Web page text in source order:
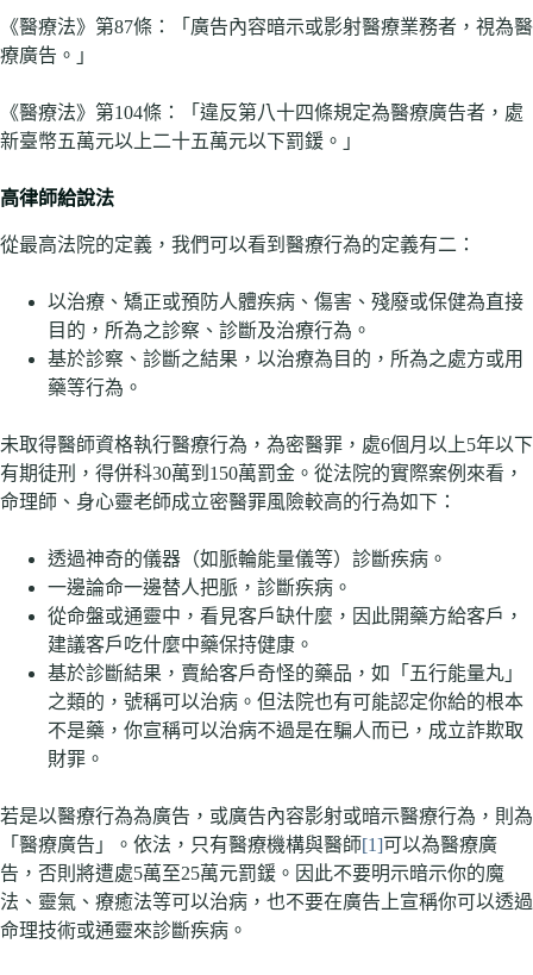
《醫療法》第87條：「廣告內容暗示或影射醫療業務者，視為醫
療廣告。」
《醫療法》第104條：「違反第八十四條規定為醫療廣告者，處
新臺幣五萬元以上二十五萬元以下罰鍰。」
高律師給說法
從最高法院的定義，我們可以看到醫療行為的定義有二：
以治療、矯正或預防人體疾病、傷害、殘廢或保健為直接
目的，所為之診察、診斷及治療行為。
基於診察、診斷之結果，以治療為目的，所為之處方或用
藥等行為。
未取得醫師資格執行醫療行為，為密醫罪，處6個月以上5年以下
有期徒刑，得併科30萬到150萬罰金。從法院的實際案例來看，
命理師、身心靈老師成立密醫罪風險較高的行為如下：
透過神奇的儀器（如脈輪能量儀等）診斷疾病。
一邊論命一邊替人把脈，診斷疾病。
從命盤或通靈中，看見客戶缺什麼，因此開藥方給客戶，
建議客戶吃什麼中藥保持健康。
基於診斷結果，賣給客戶奇怪的藥品，如「五行能量丸」
之類的，號稱可以治病。但法院也有可能認定你給的根本
不是藥，你宣稱可以治病不過是在騙人而已，成立詐欺取
財罪。
若是以醫療行為為廣告，或廣告內容影射或暗示醫療行為，則為
「醫療廣告」。依法，只有醫療機構與醫師[1]可以為醫療廣
告，否則將遭處5萬至25萬元罰鍰。因此不要明示暗示你的魔
法、靈氣、療癒法等可以治病，也不要在廣告上宣稱你可以透過
命理技術或通靈來診斷疾病。